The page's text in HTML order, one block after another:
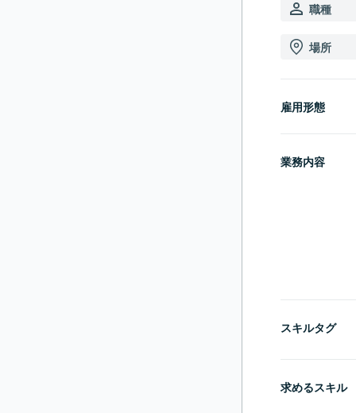
職種
場所
雇用形態
業務内容
スキルタグ
求めるスキル